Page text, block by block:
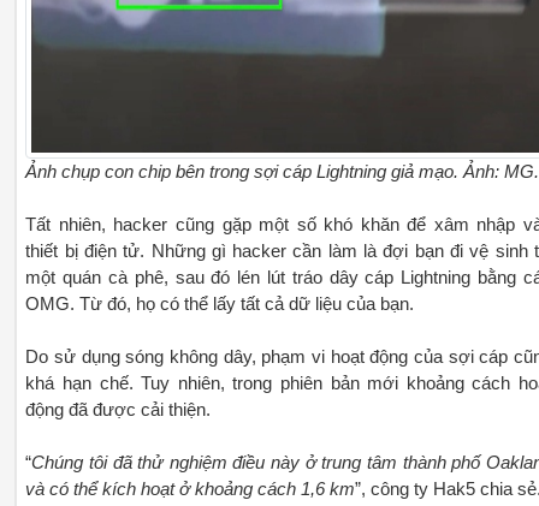
Ảnh chụp con chip bên trong sợi cáp Lightning giả mạo. Ảnh: MG.
Tất nhiên, hacker cũng gặp một số khó khăn để xâm nhập
thiết bị điện tử. Những gì hacker cần làm là đợi bạn đi vệ sinh
một quán cà phê, sau đó lén lút tráo dây cáp Lightning bằng
OMG. Từ đó, họ có thể lấy tất cả dữ liệu của bạn.
Do sử dụng sóng không dây, phạm vi hoạt động của sợi cáp
khá hạn chế. Tuy nhiên, trong phiên bản mới khoảng cách
động đã được cải thiện.
“Chúng tôi đã thử nghiệm điều này ở trung tâm thành phố
và có thể kích hoạt ở khoảng cách 1,6 km”, công ty Hak5 chia